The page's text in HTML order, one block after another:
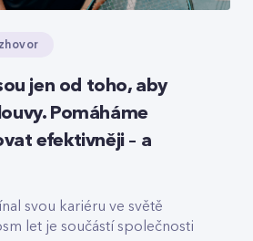
jen od toho, aby
Pomáháme
efektivněji – a
svou kariéru ve světě
let je součástí společnosti